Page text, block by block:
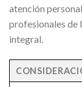
atención
profesionales de
integral.